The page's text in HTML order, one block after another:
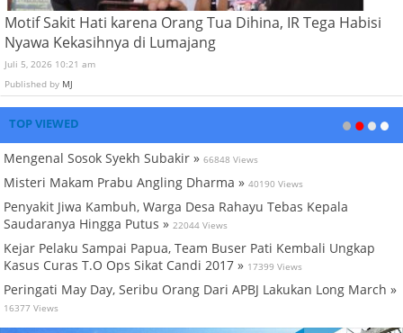
Motif Sakit Hati karena Orang Tua Dihina, IR Tega Habisi
Nyawa Kekasihnya di Lumajang
Juli 5, 2026 10:21 am
Published by MJ
TOP VIEWED
Mengenal Sosok Syekh Subakir » 66848 Views
Misteri Makam Prabu Angling Dharma » 40190 Views
Penyakit Jiwa Kambuh, Warga Desa Rahayu Tebas Kepala
Saudaranya Hingga Putus » 22044 Views
Kejar Pelaku Sampai Papua, Team Buser Pati Kembali Ungkap
Kasus Curas T.O Ops Sikat Candi 2017 » 17399 Views
Peringati May Day, Seribu Orang Dari APBJ Lakukan Long March »
16377 Views